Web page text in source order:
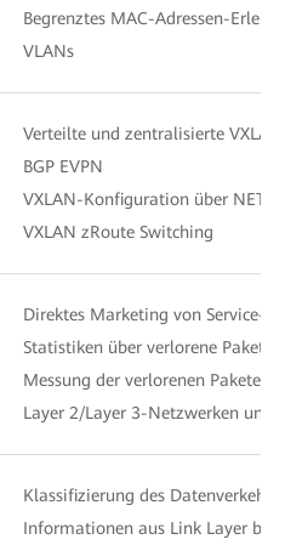
Begrenztes MAC-Adressen-
VLANs
Verteilte und zentralisierte
BGP EVPN
VXLAN-Konfiguration über
VXLAN zRoute Switching
Direktes Marketing von Service-
Statistiken über verlorene Pakete
Messung der verlorenen Pakete
Layer 2/Layer 3-Netzwerken und
Klassifizierung des
Informationen aus Link Layer bis